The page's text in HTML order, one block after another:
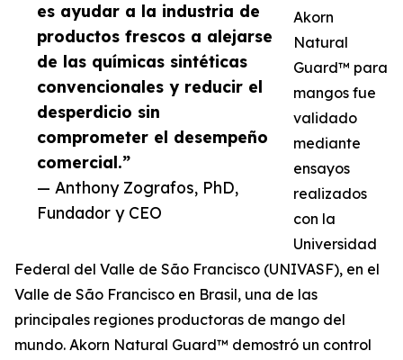
es ayudar a la industria de
productos frescos a alejarse
de las químicas sintéticas
convencionales y reducir el
desperdicio sin
comprometer el desempeño
comercial.”
— Anthony Zografos, PhD,
Fundador y CEO
Akorn
Natural
Guard™ para
mangos fue
validado
mediante
ensayos
realizados
con la
Universidad
Federal del Valle de São Francisco (UNIVASF), en el
Valle de São Francisco en Brasil, una de las
principales regiones productoras de mango del
mundo. Akorn Natural Guard™ demostró un control